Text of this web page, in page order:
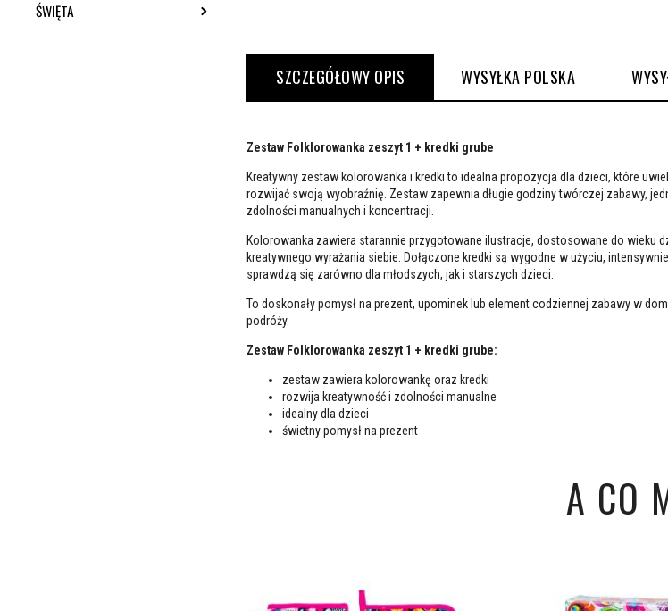
ŚWIĘTA
SZCZEGÓŁOWY OPIS WYSYŁKA POLSKA
Zestaw Folklorowanka zeszyt 1 + kredki grube
Kreatywny zestaw kolorowanka i kredki to idealna propozycja dla dzieci, które
rozwijać swoją wyobraźnię. Zestaw zapewnia długie godziny twórczej zabawy,
zdolności manualnych i koncentracji.
Kolorowanka zawiera starannie przygotowane ilustracje, dostosowane do wieku
kreatywnego wyrażania siebie. Dołączone kredki są wygodne w użyciu,
sprawdzą się zarówno dla młodszych, jak i starszych dzieci.
To doskonały pomysł na prezent, upominek lub element codziennej zabawy w
podróży.
Zestaw Folklorowanka zeszyt 1 + kredki grube:
zestaw zawiera kolorowankę oraz kredki
rozwija kreatywność i zdolności manualne
idealny dla dzieci
świetny pomysł na prezent
A CO